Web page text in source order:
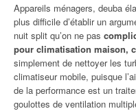
Appareils ménagers, deuba
plus difficile d’établir un
nuit split qu’on ne pas
pour climatisation maison,
simplement de nettoyer les
climatiseur mobile, puisque
de la performance est un
goulottes de ventilation